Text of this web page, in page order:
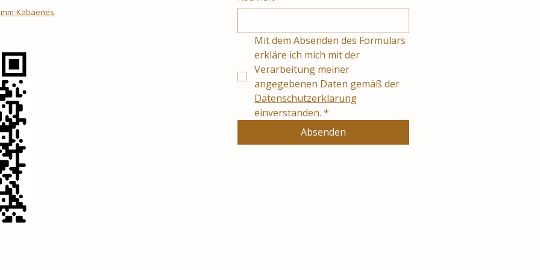
Kabaenes
Mit dem Absenden des Formulars
erkläre ich mich mit der
Verarbeitung meiner
Datenschutzerklärung
einverstanden. *
Absenden